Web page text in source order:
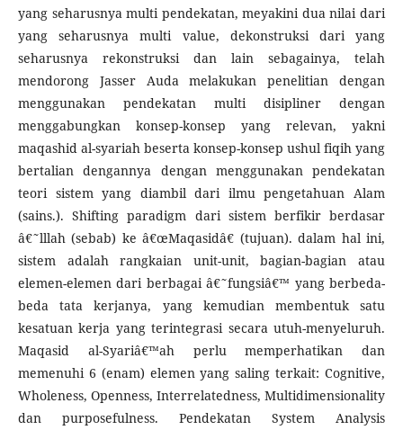
yang seharusnya multi pendekatan, meyakini dua nilai dari
yang seharusnya multi value, dekonstruksi dari yang
seharusnya rekonstruksi dan lain sebagainya, telah
mendorong Jasser Auda melakukan penelitian dengan
menggunakan pendekatan multi disipliner dengan
menggabungkan konsep-konsep yang relevan, yakni
maqashid al-syariah beserta konsep-konsep ushul fiqih yang
bertalian dengannya dengan menggunakan pendekatan
teori sistem yang diambil dari ilmu pengetahuan Alam
(sains.). Shifting paradigm dari sistem berfikir berdasar
â€˜lllah (sebab) ke â€œMaqasidâ€ (tujuan). dalam hal ini,
sistem adalah rangkaian unit-unit, bagian-bagian atau
elemen-elemen dari berbagai â€˜fungsiâ€™ yang berbeda-
beda tata kerjanya, yang kemudian membentuk satu
kesatuan kerja yang terintegrasi secara utuh-menyeluruh.
Maqasid al-Syariâ€™ah perlu memperhatikan dan
memenuhi 6 (enam) elemen yang saling terkait: Cognitive,
Wholeness, Openness, Interrelatedness, Multidimensionality
dan purposefulness. Pendekatan System Analysis